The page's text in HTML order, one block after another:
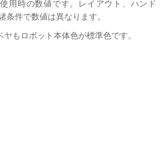
用時の数値です。レイアウト、ハンド
条件で数値は異なります。
もロボット本体色が標準色です。